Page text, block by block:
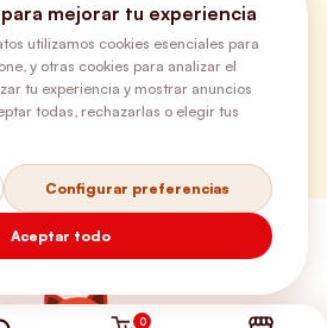
Envíos Gratis
0
mejorar tu experiencia
utilizamos cookies esenciales para
y otras cookies para analizar el
tu experiencia y mostrar anuncios
todas, rechazarlas o elegir tus
Configurar preferencias
Aceptar todo